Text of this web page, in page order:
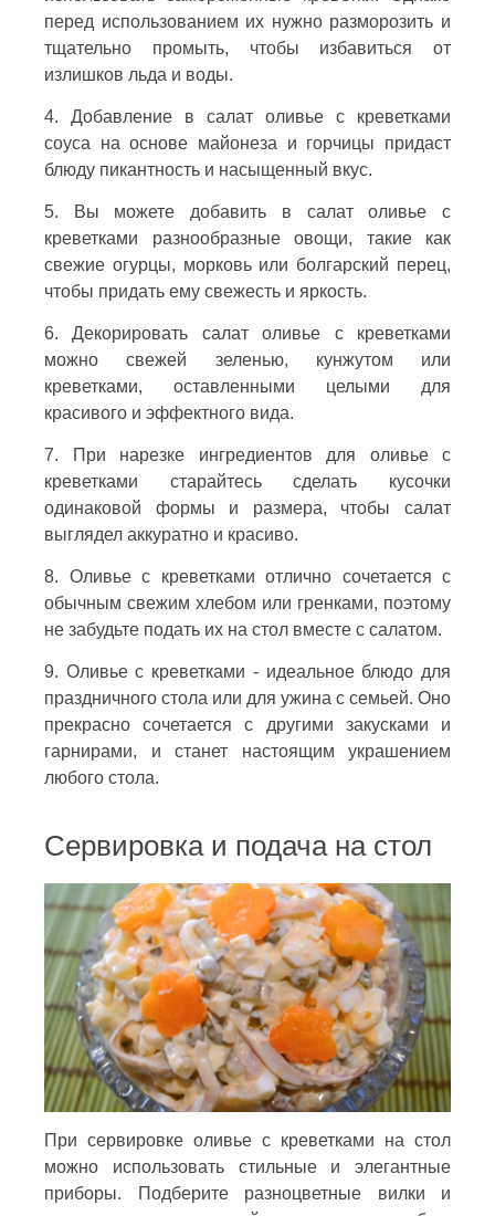
перед использованием их нужно разморозить и
тщательно промыть, чтобы избавиться от
излишков льда и воды.
4. Добавление в салат оливье с креветками
соуса на основе майонеза и горчицы придаст
блюду пикантность и насыщенный вкус.
5. Вы можете добавить в салат оливье с
креветками разнообразные овощи, такие как
свежие огурцы, морковь или болгарский перец,
чтобы придать ему свежесть и яркость.
6. Декорировать салат оливье с креветками
можно свежей зеленью, кунжутом или
креветками, оставленными целыми для
красивого и эффектного вида.
7. При нарезке ингредиентов для оливье с
креветками старайтесь сделать кусочки
одинаковой формы и размера, чтобы салат
выглядел аккуратно и красиво.
8. Оливье с креветками отлично сочетается с
обычным свежим хлебом или гренками, поэтому
не забудьте подать их на стол вместе с салатом.
9. Оливье с креветками - идеальное блюдо для
праздничного стола или для ужина с семьей. Оно
прекрасно сочетается с другими закусками и
гарнирами, и станет настоящим украшением
любого стола.
Сервировка и подача на стол
При сервировке оливье с креветками на стол
можно использовать стильные и элегантные
приборы. Подберите разноцветные вилки и